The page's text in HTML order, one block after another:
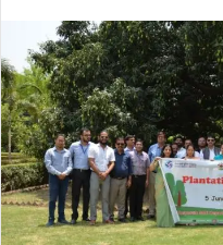
d
a
n
e
m
a
i
l